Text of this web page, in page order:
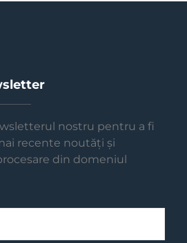
nostru pentru a fi
recente noutăți și
din domeniul